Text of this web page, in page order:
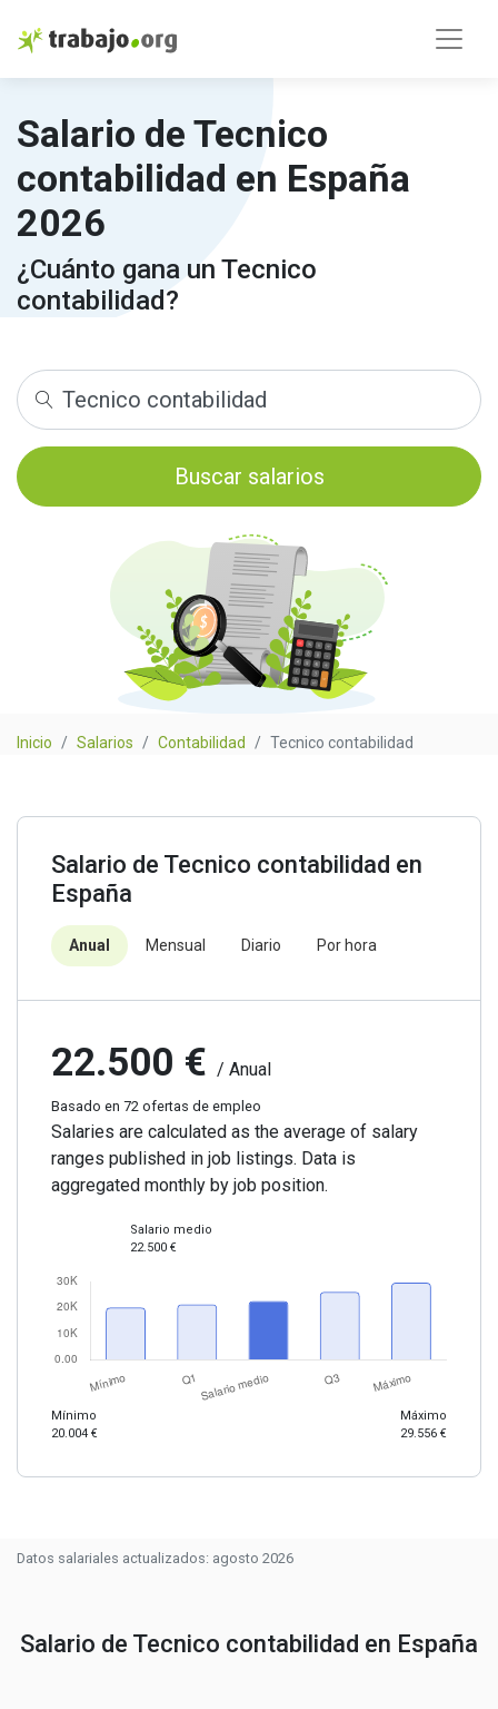
Salario de Tecnico
contabilidad en España
2026
¿Cuánto gana un Tecnico
contabilidad?
Buscar salarios
Inicio Salarios Contabilidad Tecnico contabilidad
Salario de Tecnico contabilidad en
España
Anual Mensual Diario Por hora
22.500 € / Anual
Basado en 72 ofertas de empleo
Salaries are calculated as the average of salary
ranges published in job listings. Data is
aggregated monthly by job position.
Mínimo
20.004 €
Salario medio
22.500 €
Máximo
29.556 €
Datos salariales actualizados: agosto 2026
Salario de Tecnico contabilidad en España